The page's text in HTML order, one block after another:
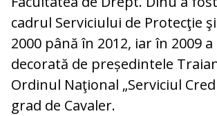
cadrul Serviciului de Protecţie
2000 până în 2012, iar în 2009
decorată de președintele
Ordinul Naţional „Serviciul
grad de Cavaler.